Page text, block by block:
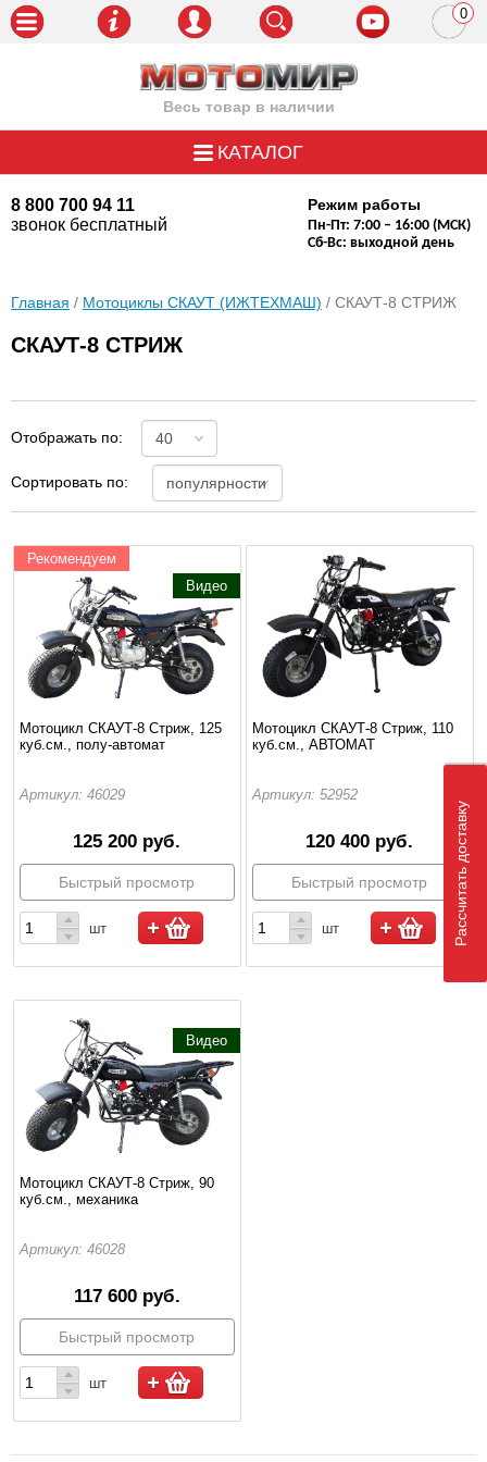
Весь товар в наличии
8 800 700 94 11
звонок бесплатный
Режим работы
Пн-Пт: 7:00 – 16:00 (МСК)
Сб-Вс: выходной день
0
КАТАЛОГ
Главная / Мотоциклы СКАУТ (ИЖТЕХМАШ) / СКАУТ-8 СТРИЖ
СКАУТ-8 СТРИЖ
Отображать по:
Сортировать по:
Рекомендуем
Видео
Мотоцикл СКАУТ-8 Стриж, 125
куб.см., полу-автомат
Артикул: 46029
125 200 руб.
Быстрый просмотр
шт
Мотоцикл СКАУТ-8 Стриж, 110
куб.см., АВТОМАТ
Артикул: 52952
120 400 руб.
Быстрый просмотр
шт
Видео
Мотоцикл СКАУТ-8 Стриж, 90
куб.см., механика
Артикул: 46028
117 600 руб.
Быстрый просмотр
шт
Рассчитать доставку